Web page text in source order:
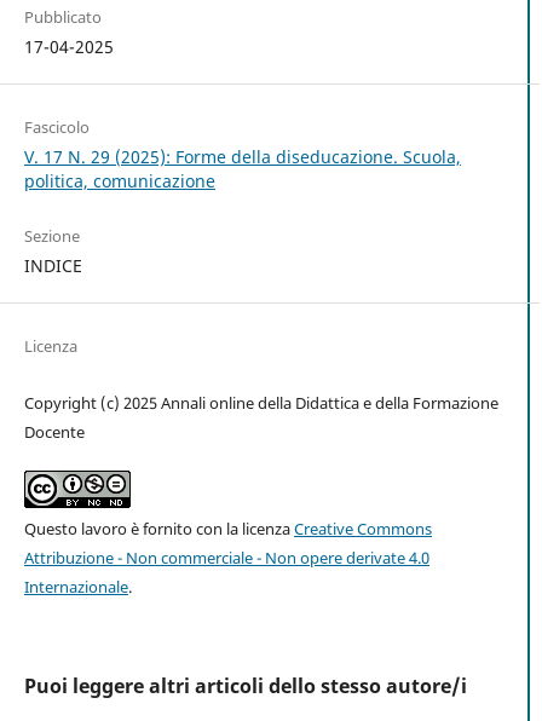
Pubblicato
17-04-2025
Fascicolo
V. 17 N. 29 (2025): Forme della diseducazione. Scuola,
politica, comunicazione
Sezione
INDICE
Licenza
Copyright (c) 2025 Annali online della Didattica e della Formazione
Docente
Questo lavoro è fornito con la licenzaCreative Commons
Attribuzione - Non commerciale - Non opere derivate 4.0
Internazionale.
Puoi leggere altri articoli dello stesso autore/i